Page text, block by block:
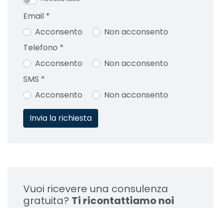
Email *
Acconsento
Non acconsento
Telefono *
Acconsento
Non acconsento
SMS *
Acconsento
Non acconsento
Vuoi ricevere una consulenza
gratuita? Ti ricontattiamo noi